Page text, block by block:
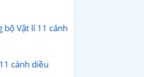
bộ Vật lí 11 cánh
cánh diều